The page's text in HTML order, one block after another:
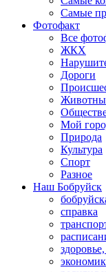
Самые
Фотофакт
Все
ЖКХ
Дороги
Мой
Природа
Культура
Спорт
Разное
Наш Бобруйск
справка